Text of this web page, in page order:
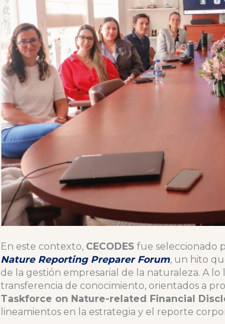
En este contexto, CECODES fue seleccionado
Nature Reporting Preparer Forum, un hito
de la gestión empresarial de la naturaleza. A
transferencia de conocimiento, orientados a
Taskforce on Nature-related Financial
lineamientos en la estrategia y el reporte